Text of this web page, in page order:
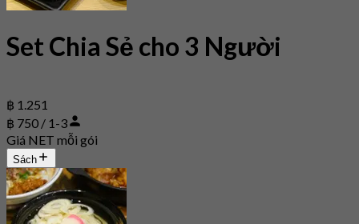
Set Chia Sẻ cho 3 Người
฿ 1.251
฿ 750 / 1-3
Giá NET mỗi gói
Sách